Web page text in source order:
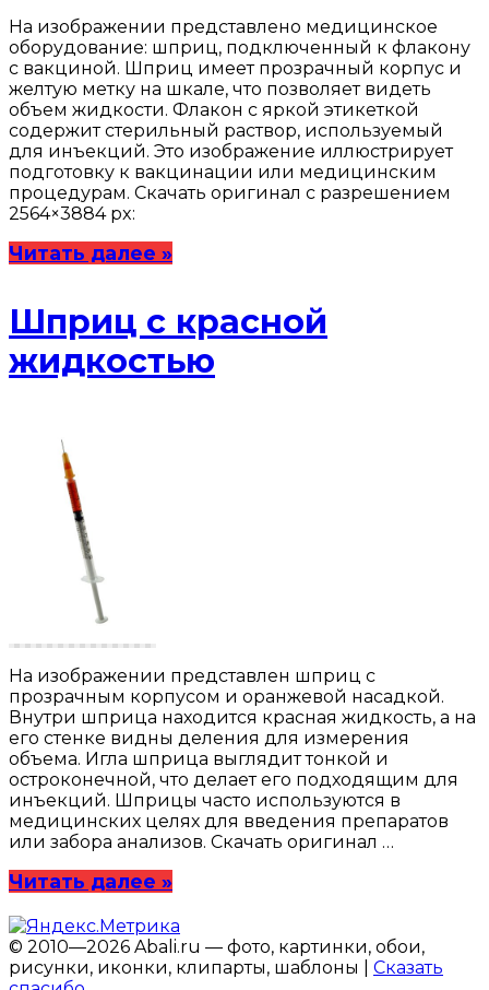
На изображении представлено медицинское
оборудование: шприц, подключенный к флакону
с вакциной. Шприц имеет прозрачный корпус и
желтую метку на шкале, что позволяет видеть
объем жидкости. Флакон с яркой этикеткой
содержит стерильный раствор, используемый
для инъекций. Это изображение иллюстрирует
подготовку к вакцинации или медицинским
процедурам. Скачать оригинал с разрешением
2564×3884 px:
Читать далее »
Шприц с красной
жидкостью
На изображении представлен шприц с
прозрачным корпусом и оранжевой насадкой.
Внутри шприца находится красная жидкость, а на
его стенке видны деления для измерения
объема. Игла шприца выглядит тонкой и
остроконечной, что делает его подходящим для
инъекций. Шприцы часто используются в
медицинских целях для введения препаратов
или забора анализов. Скачать оригинал …
Читать далее »
© 2010—2026 Abali.ru — фото, картинки, обои,
рисунки, иконки, клипарты, шаблоны | Сказать